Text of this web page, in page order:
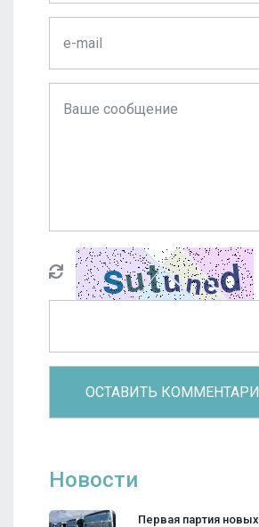
Новости
Первая партия новых